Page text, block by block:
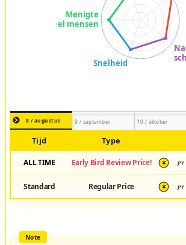
8 / augustus 9 / september 10 / oktober
Tijd Type
ALL TIME Early Bird Review Price! ¥ JPY
Standard Regular Price ¥ JPY